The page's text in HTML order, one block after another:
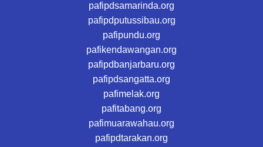
pafipdsamarinda.org
pafipdputussibau.org
pafipundu.org
pafikendawangan.org
pafipdbanjarbaru.org
pafipdsangatta.org
pafimelak.org
pafitabang.org
pafimuarawahau.org
pafipdtarakan.org